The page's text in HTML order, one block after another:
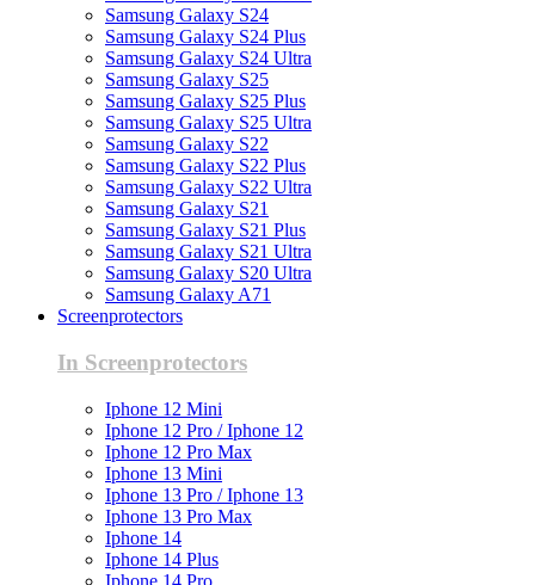
Samsung Galaxy S24
Samsung Galaxy S24 Plus
Samsung Galaxy S24 Ultra
Samsung Galaxy S25
Samsung Galaxy S25 Plus
Samsung Galaxy S25 Ultra
Samsung Galaxy S22
Samsung Galaxy S22 Plus
Samsung Galaxy S22 Ultra
Samsung Galaxy S21
Samsung Galaxy S21 Plus
Samsung Galaxy S21 Ultra
Samsung Galaxy S20 Ultra
Samsung Galaxy A71
Screenprotectors
In Screenprotectors
Iphone 12 Mini
Iphone 12 Pro / Iphone 12
Iphone 12 Pro Max
Iphone 13 Mini
Iphone 13 Pro / Iphone 13
Iphone 13 Pro Max
Iphone 14
Iphone 14 Plus
Iphone 14 Pro